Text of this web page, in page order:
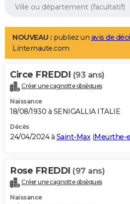
Aménagement intérieur
LIFESTYLE
Art de vivre
Bien-être
Loisirs
Mode
Modes de vie
Alimentation
Guide de la santé
Maladies
Médicaments
Sommeil
VOYAGE
Destinations
City break
Voyage nature
Voyage de noces
Forum
Climat
+PHOTO
GUIDES D'ACHAT
BONS PLANS
Carte de Noël
Carte Bonne année
Carte Saint-Valentin
Carte Pâques
Carte d'anniversaire
DICTIONNAIRE
Dictionnaire
Biographies
Citations
Expressions
Proverbes
PROGRAMME TV
NOUVEAU : publiez un avis de
Linternaute.com
Circe FREDDI (93 ans)
Créer une cagnotte obsèques
Naissance
18/08/1930 à SENIGALLIA ITALIE
Décès
24/04/2024 à Saint-Max(Meurthe-
Rose FREDDI (97 ans)
Créer une cagnotte obsèques
Naissance